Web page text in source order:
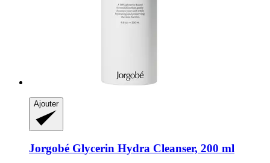
Ajouter
Jorgobé Glycerin Hydra Cleanser, 200 ml